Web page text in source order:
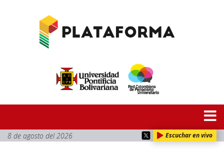
8 de agosto del 2026 Escuchar en vivo